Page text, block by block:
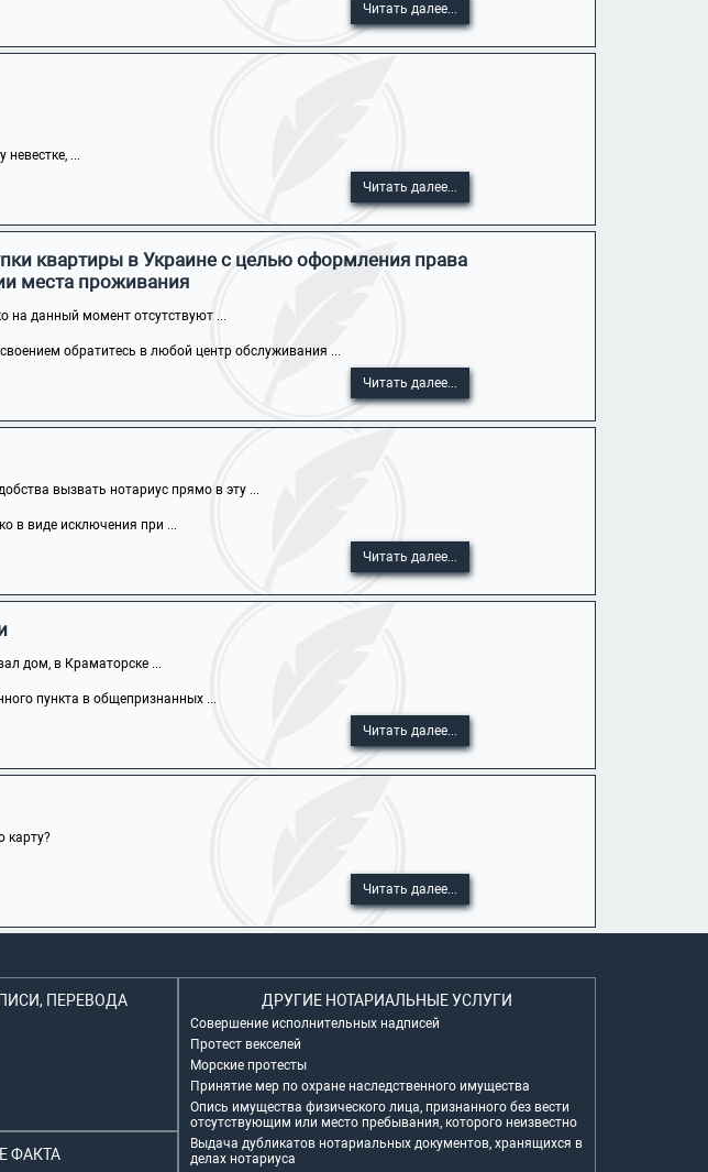
Читать далее...
...
Читать далее...
квартиры в Украине с целью оформления права
места проживания
на данный момент отсутствуют ...
обратитесь в любой центр обслуживания ...
Читать далее...
вызвать нотариус прямо в эту ...
в виде исключения при ...
Читать далее...
дом, в Краматорске ...
пункта в общепризнанных ...
Читать далее...
карту?
Читать далее...
ПЕРЕВОДА
ФАКТА
ДРУГИЕ НОТАРИАЛЬНЫЕ УСЛУГИ
Совершение исполнительных надписей
Протест векселей
Морские протесты
Принятие мер по охране наследственного имущества
Опись имущества физического лица, признанного без вести
отсутствующим или место пребывания, которого неизвестно
Выдача дубликатов нотариальных документов, хранящихся в
делах нотариуса